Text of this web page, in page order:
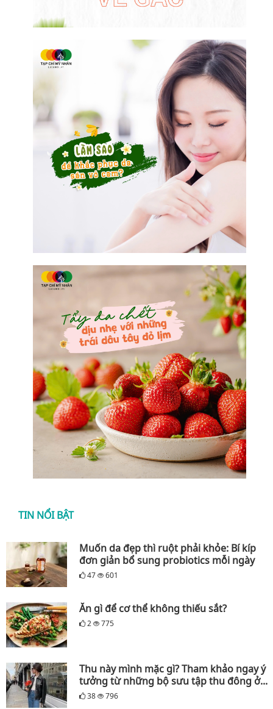
TIN NỔI BẬT
Muốn da đẹp thì ruột phải khỏe: Bí kíp
đơn giản bổ sung probiotics mỗi ngày
47 601
Ăn gì để cơ thể không thiếu sắt?
2 775
Thu này mình mặc gì? Tham khảo ngay ý
tưởng từ những bộ sưu tập thu đông ở...
38 796